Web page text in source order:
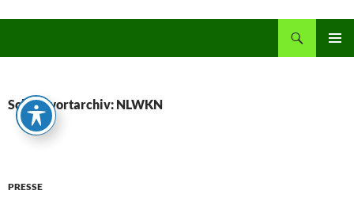
Schlagwortarchiv: NLWKN
PRESSE